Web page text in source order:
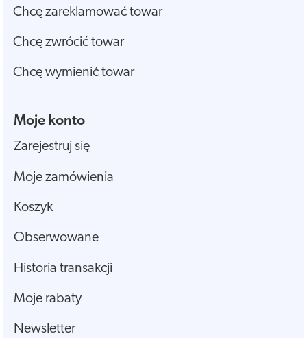
Chcę zareklamować towar
Chcę zwrócić towar
Chcę wymienić towar
Moje konto
Zarejestruj się
Moje zamówienia
Koszyk
Obserwowane
Historia transakcji
Moje rabaty
Newsletter